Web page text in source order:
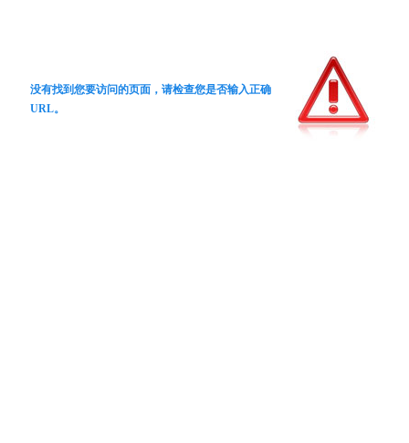
没有找到您要访问的页面，请检查您是否输入正确
URL。